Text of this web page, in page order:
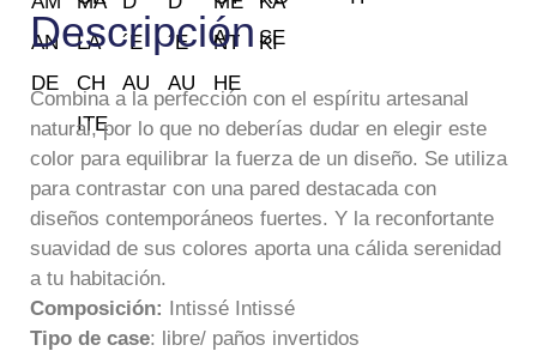
Descripción
Combina a la perfección con el espíritu artesanal
natural, por lo que no deberías dudar en elegir este
color para equilibrar la fuerza de un diseño. Se utiliza
para contrastar con una pared destacada con
diseños contemporáneos fuertes. Y la reconfortante
suavidad de sus colores aporta una cálida serenidad
a tu habitación.
Composición: Intissé Intissé
Tipo de case: libre/ paños invertidos